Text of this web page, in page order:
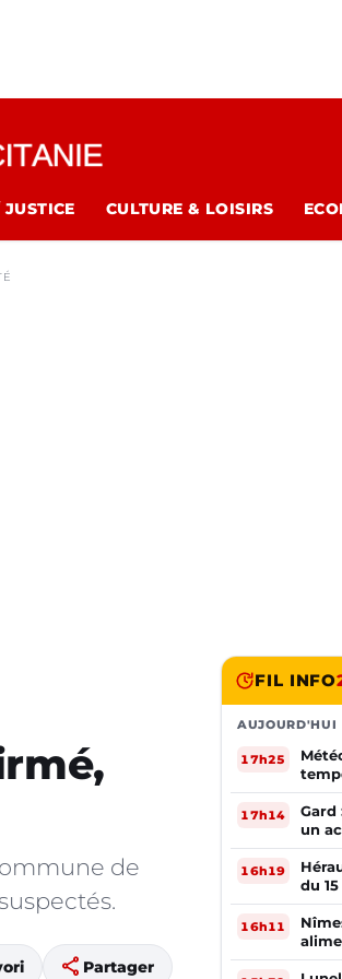
CULTURE & LOISIRS
de
share Partager
FIL INFO
AUJOURD'HUI
17h25
17h14
Gard
un
16h19
du
16h11